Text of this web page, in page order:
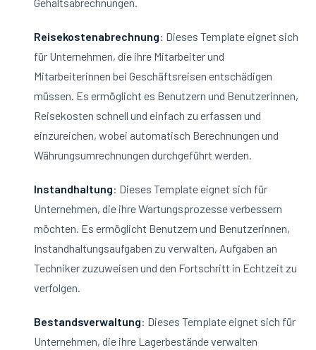
Reisekostenabrechnung: Dieses Template eignet sich
für Unternehmen, die ihre Mitarbeiter und
Mitarbeiterinnen bei Geschäftsreisen entschädigen
müssen. Es ermöglicht es Benutzern und Benutzerinnen,
Reisekosten schnell und einfach zu erfassen und
einzureichen, wobei automatisch Berechnungen und
Währungsumrechnungen durchgeführt werden.
Instandhaltung: Dieses Template eignet sich für
Unternehmen, die ihre Wartungsprozesse verbessern
möchten. Es ermöglicht Benutzern und Benutzerinnen,
Instandhaltungsaufgaben zu verwalten, Aufgaben an
Techniker zuzuweisen und den Fortschritt in Echtzeit zu
verfolgen.
Bestandsverwaltung: Dieses Template eignet sich für
Unternehmen, die ihre Lagerbestände verwalten